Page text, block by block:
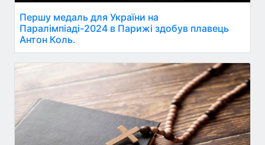
Першу медаль для України на
Паралімпіаді-2024 в Парижі здобув плавець
Антон Коль.